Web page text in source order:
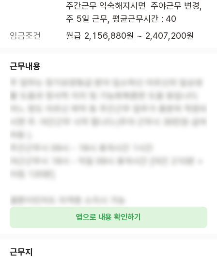
주간근무 익숙해지시면  주야근무 변경,
주 5일 근무, 평균근무시간 : 40
임금조건
월급 2,156,880원 ~ 2,407,200원
근무내용
앱으로 내용 확인하기
근무지